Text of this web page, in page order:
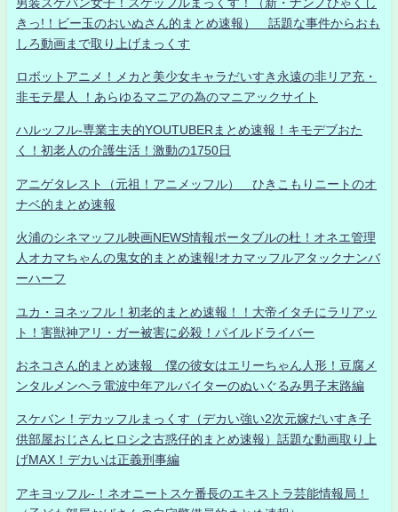
きっ!！ビー玉のおいぬさん的まとめ速報） 話題な事件からおも
しろ動画まで取り上げまっくす
ロボットアニメ！メカと美少女キャラだいすき永遠の非リア充・
非モテ星人 ！あらゆるマニアの為のマニアックサイト
ハルッフル-専業主夫的YOUTUBERまとめ速報！キモデブおた
く！初老人の介護生活！激動の1750日
アニゲタレスト（元祖！アニメッフル） ひきこもりニートのオ
ナベ的まとめ速報
火浦のシネマッフル映画NEWS情報ポータブルの杜！オネエ管理
人オカマちゃんの鬼女的まとめ速報!オカマッフルアタックナンバ
ーハーフ
ユカ・ヨネッフル！初老的まとめ速報！！大帝イタチにラリアッ
ト！害獣神アリ・ガー被害に必殺！パイルドライバー
おネコさん的まとめ速報 僕の彼女はエリーちゃん人形！豆腐メ
ンタルメンヘラ電波中年アルバイターのぬいぐるみ男子末路編
スケバン！デカッフルまっくす（デカい強い2次元嫁だいすき子
供部屋おじさんヒロシ之古惑仔的まとめ速報）話題な動画取り上
げMAX！デカいは正義刑事編
アキヨッフル-！ネオニートスケ番長のエキストラ芸能情報局！